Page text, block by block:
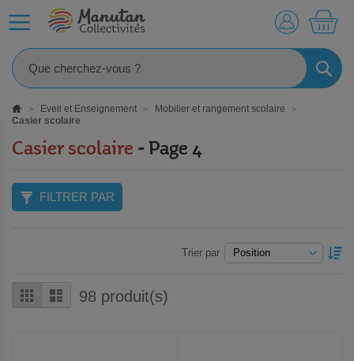
Eveil et Enseignement
Mobilier et rangement scolaire
Casier scolaire
Casier scolaire - Page 4
Grille Liste98 produit(s)
Trier par
FILTRER PAR